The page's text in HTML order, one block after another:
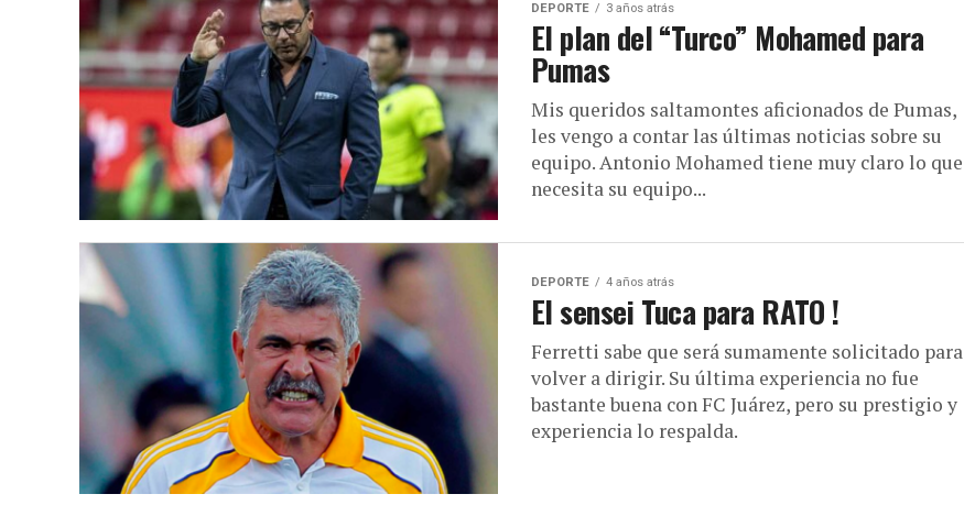
DEPORTE 3 años atrás
El plan del “Turco” Mohamed para
Pumas
Mis queridos saltamontes aficionados de Pumas,
les vengo a contar las últimas noticias sobre su
equipo. Antonio Mohamed tiene muy claro lo que
necesita su equipo...
DEPORTE 4 años atrás
El sensei Tuca para RATO !
Ferretti sabe que será sumamente solicitado para
volver a dirigir. Su última experiencia no fue
bastante buena con FC Juárez, pero su prestigio y
experiencia lo respalda.